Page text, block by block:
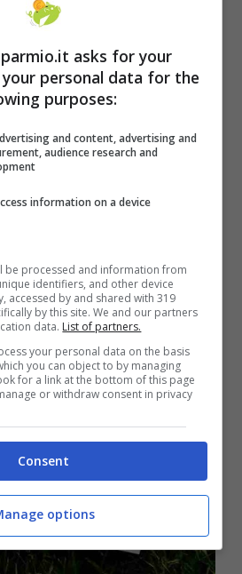
caso dei percettori del
ricevendo il bonus
di luglio.
asks for your
personal data for the
purposes:
and content, advertising and
audience research and
information on a device
be processed and information from
identifiers, and other device
accessed by and shared with 319
by this site. We and our partners
data. List of partners.
your personal data on the basis
you can object to by managing
for a link at the bottom of this page
or withdraw consent in privacy
Consent
options